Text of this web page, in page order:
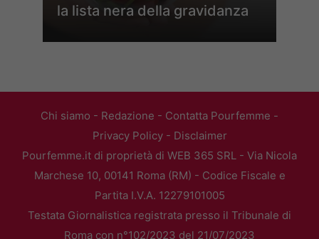
la lista nera della gravidanza
Chi siamo - Redazione - Contatta Pourfemme -
Privacy Policy- Disclaimer
Pourfemme.it di proprietà di WEB 365 SRL - Via Nicola
Marchese 10, 00141 Roma (RM) - Codice Fiscale e
Partita I.V.A. 12279101005
Testata Giornalistica registrata presso il Tribunale di
Roma con n°102/2023 del 21/07/2023